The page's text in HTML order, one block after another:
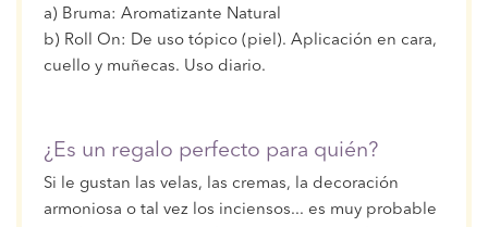
a) Bruma: Aromatizante Natural
b) Roll On: De uso tópico (piel). Aplicación en cara,
cuello y muñecas. Uso diario.
¿Es un regalo perfecto para quién?
Si le gustan las velas, las cremas, la decoración
armoniosa o tal vez los inciensos... es muy probable